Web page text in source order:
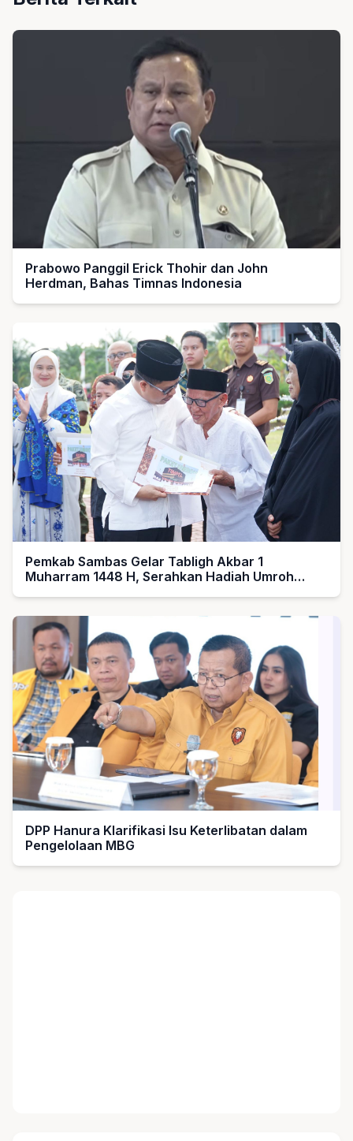
Prabowo Panggil Erick Thohir dan John
Herdman, Bahas Timnas Indonesia
Pemkab Sambas Gelar Tabligh Akbar 1
Muharram 1448 H, Serahkan Hadiah Umroh
DPP Hanura Klarifikasi Isu Keterlibatan dalam
Pengelolaan MBG